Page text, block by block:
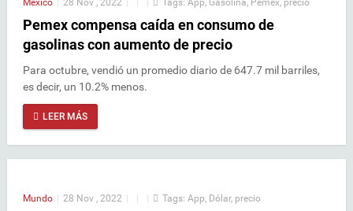
Pemex compensa caída en consumo de
gasolinas con aumento de precio
Para octubre, vendió un promedio diario de 647.7 mil barriles,
es decir, un 10.2% menos.
LEER MÁS
Mundo | 28 Nov , 2022 | | | Tags: App Dólar, precio